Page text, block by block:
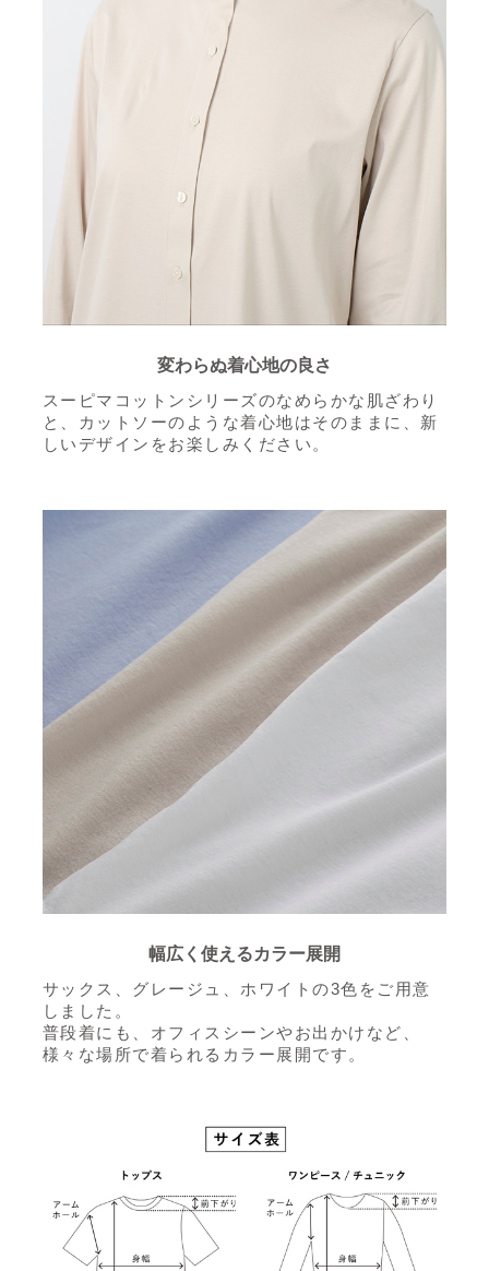
変わらぬ着心地の良さ
スーピマコットンシリーズのなめらかな肌ざわり
と、
カットソーのような着心地はそのままに、 新
しいデザインをお楽しみください。
幅広く使えるカラー展開
サックス、グレージュ、ホワイトの3色をご用意
しました。
普段着にも、オフィスシーンやお出かけなど、
様々な場所で着られるカラー展開です。